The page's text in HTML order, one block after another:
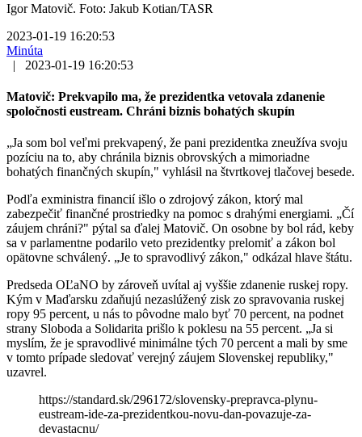
Igor Matovič. Foto: Jakub Kotian/TASR
2023-01-19 16:20:53
Minúta
|
2023-01-19 16:20:53
Matovič: Prekvapilo ma, že prezidentka vetovala zdanenie
spoločnosti eustream. Chráni biznis bohatých skupín
„Ja som bol veľmi prekvapený, že pani prezidentka zneužíva svoju
pozíciu na to, aby chránila biznis obrovských a mimoriadne
bohatých finančných skupín," vyhlásil na štvrtkovej tlačovej besede.
Podľa exministra financií išlo o zdrojový zákon, ktorý mal
zabezpečiť finančné prostriedky na pomoc s drahými energiami. „Čí
záujem chráni?" pýtal sa ďalej Matovič. On osobne by bol rád, keby
sa v parlamentne podarilo veto prezidentky prelomiť a zákon bol
opätovne schválený. „Je to spravodlivý zákon," odkázal hlave štátu.
Predseda OĽaNO by zároveň uvítal aj vyššie zdanenie ruskej ropy.
Kým v Maďarsku zdaňujú nezaslúžený zisk zo spravovania ruskej
ropy 95 percent, u nás to pôvodne malo byť 70 percent, na podnet
strany Sloboda a Solidarita prišlo k poklesu na 55 percent. „Ja si
myslím, že je spravodlivé minimálne tých 70 percent a mali by sme
v tomto prípade sledovať verejný záujem Slovenskej republiky,"
uzavrel.
https://standard.sk/296172/slovensky-prepravca-plynu-
eustream-ide-za-prezidentkou-novu-dan-povazuje-za-
devastacnu/